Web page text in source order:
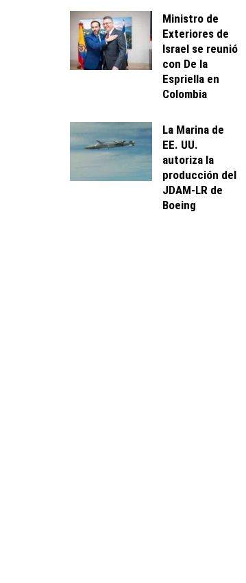
Ministro de
Exteriores de
Israel se reunió
con De la
Espriella en
Colombia
La Marina de
EE. UU.
autoriza la
producción del
JDAM-LR de
Boeing